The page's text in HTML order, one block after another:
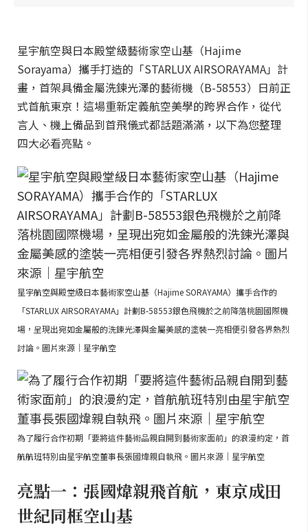
星宇航空與日本殿堂級藝術家空山基（Hajime
Sorayama）攜手打造的「STARLUX AIRSORAYAMA」計
畫，首架具備金屬洗鍊光澤的藝術機（B-58553）日前正
式首航東京！這場重新定義航空美學的跨界合作，從代
言人、機上備品到首飛儀式都話題滿滿，以下為您整理
四大必看亮點。
星宇航空與殿堂級日本藝術家空山基（Hajime SORAYAMA）攜手合作的
「STARLUX AIRSORAYAMA」計劃B-58553銀色飛機於之前降落桃園國際機
場，呈現出宛如金屬般的洗鍊光澤與金屬美感的塗裝一亮相便引發各界熱烈
討論。圖片來源｜星宇航空
為了履行合作初期「要將這件藝術品親自開到藝術家面前」的浪漫約定，首
航航班特別由星宇航空董事長張國煒親自執飛。圖片來源｜星宇航空
亮點一：張國煒親飛首航，東京成田
世紀同框空山基